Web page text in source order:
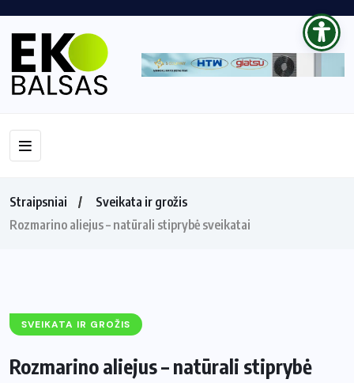
Straipsniai
Sveikata ir grožis
Rozmarino aliejus – natūrali stiprybė sveikatai
SVEIKATA IR GROŽIS
Rozmarino aliejus – natūrali stiprybė